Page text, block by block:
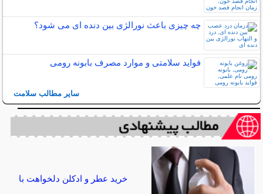
چه چیزی باعث نورالژی بین دنده ای می شود؟
فواید سلامتی و موارد مصرف بابونه رومی
سایر مطالب سلامت
خرید عطر و ادکلن دلخواهت با